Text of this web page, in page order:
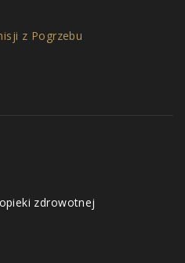
z Pogrzebu
zdrowotnej